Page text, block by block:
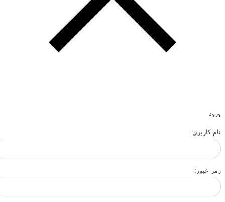
ورود
نام کاربری:
رمز عبور: